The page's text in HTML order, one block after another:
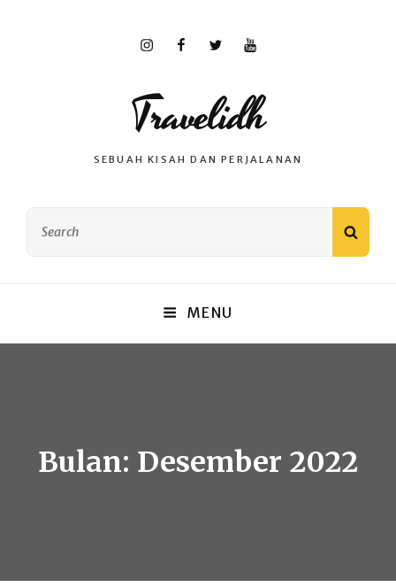
InstagramFacebookTwitterYoutube
Travelidh
SEBUAH KISAH DAN PERJALANAN
MENU
Bulan: Desember 2022